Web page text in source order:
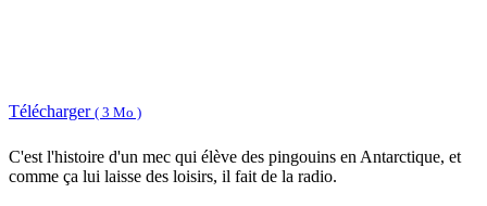
Télécharger ( 3 Mo )
C'est l'histoire d'un mec qui élève des pingouins en Antarctique, et
comme ça lui laisse des loisirs, il fait de la radio.